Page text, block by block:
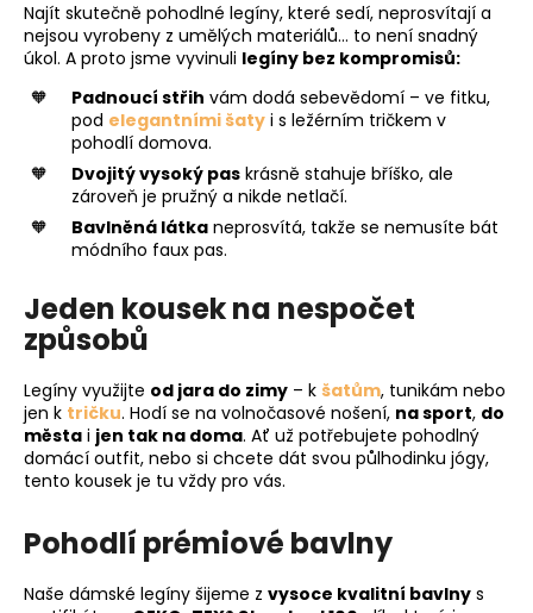
Najít skutečně pohodlné legíny, které sedí, neprosvítají a
nejsou vyrobeny z umělých materiálů… to není snadný
úkol. A proto jsme vyvinuli legíny bez kompromisů:
Padnoucí střih vám dodá sebevědomí – ve fitku,
pod elegantními šaty i s ležérním tričkem v
pohodlí domova.
Dvojitý vysoký pas krásně stahuje bříško, ale
zároveň je pružný a nikde netlačí.
Bavlněná látka neprosvítá, takže se nemusíte bát
módního faux pas.
Jeden kousek na nespočet
způsobů
Legíny využijte od jara do zimy – k šatům, tunikám nebo
jen k tričku. Hodí se na volnočasové nošení, na sport, do
města i jen tak na doma. Ať už potřebujete pohodlný
domácí outfit, nebo si chcete dát svou půlhodinku jógy,
tento kousek je tu vždy pro vás.
Pohodlí prémiové bavlny
Naše dámské legíny šijeme z vysoce kvalitní bavlny s